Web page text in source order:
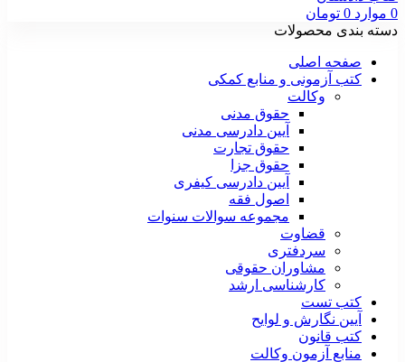
0 موارد 0 تومان
دسته بندی محصولات
صفحه اصلی
کتب آزمونی و منابع کمکی
وکالت
حقوق مدنی
آیین دادرسی مدنی
حقوق تجارت
حقوق جزا
آیین دادرسی کیفری
اصول فقه
مجموعه سوالات سنوات
قضاوت
سردفتری
مشاوران حقوقی
کارشناسی ارشد
کتب تست
آیین نگارش و لوایح
کتب قانون
منابع آزمون وکالت